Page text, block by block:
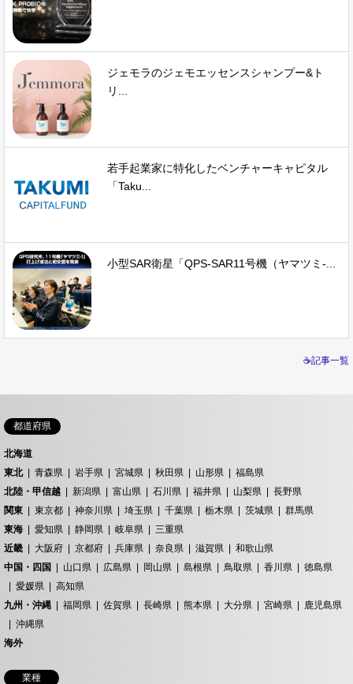
ジェモラのジェモエッセンスシャンプー&ト
リ...
若手起業家に特化したベンチャーキャピタル
「Taku...
小型SAR衛星「QPS-SAR11号機（ヤマツミ-...
☕記事一覧
都道府県
北海道
東北
青森県 岩手県 宮城県 秋田県 山形県
福島県
北陸・甲信越
新潟県 富山県 石川県 福井県 山梨県
長野県
関東
東京都 神奈川県 埼玉県 千葉県 栃木県 茨城県
群馬県
東海
愛知県 静岡県 岐阜県
三重県
近畿
大阪府 京都府 兵庫県 奈良県 滋賀県
和歌山県
中国・四国
山口県 広島県 岡山県 島根県 鳥取県 香川県
徳島県
愛媛県
高知県
九州・沖縄
福岡県 佐賀県 長崎県 熊本県 大分県 宮崎県
鹿児島県
沖縄県
海外
業種